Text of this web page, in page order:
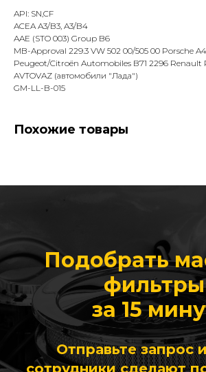
API: SN,CF
ACEA A3/B3, A3/B4
AAE (STO 003) Group B6
MB-Approval 229.3 VW 502 00/505 00 Porsche
Peugeot/Citroën Automobiles B71 2296 Renault
AVTOVAZ (автомобили "Лада")
GM-LL-B-015
Похожие товары
Подобрать
фильтры
за 15
Отправьте запрос